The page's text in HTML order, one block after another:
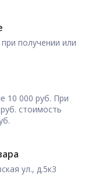
получении или
10 000 руб. При
стоимость
ул., д.5к3